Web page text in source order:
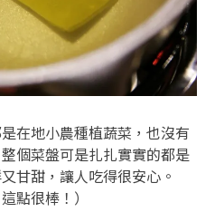
在地小農種植蔬菜，也沒有
個菜盤可是扎扎實實的都是
甘甜，讓人吃得很安心。
點很棒！）